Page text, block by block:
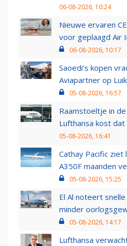
06-08-2026, 10:24
Nieuwe ervaren
voor geplaagd Air
06-08-2026, 10:17
Saoedi’s kopen
Aviapartner op
05-08-2026, 16:57
Raamstoeltje in
Lufthansa kost
05-08-2026, 16:41
Cathay Pacific
A350F maanden
05-08-2026, 15:25
El Al noteert
minder
05-08-2026, 14:17
Lufthansa